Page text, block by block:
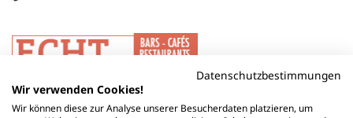
Datenschutzbestimmungen
Wir verwenden Cookies!
Wir können diese zur Analyse unserer Besucherdaten platzieren, um